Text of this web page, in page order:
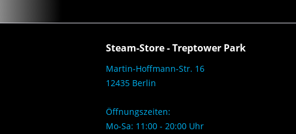
Steam-Store - Treptower Park
Martin-Hoffmann-Str. 16
12435 Berlin
Öffnungszeiten:
Mo-Sa: 11:00 - 20:00 Uhr